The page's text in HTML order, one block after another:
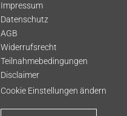
Impressum
Datenschutz
AGB
Widerrufsrecht
Teilnahmebedingungen
Disclaimer
Cookie Einstellungen ändern